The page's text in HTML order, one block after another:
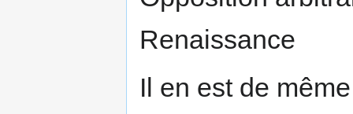
Renaissance
Il en est de